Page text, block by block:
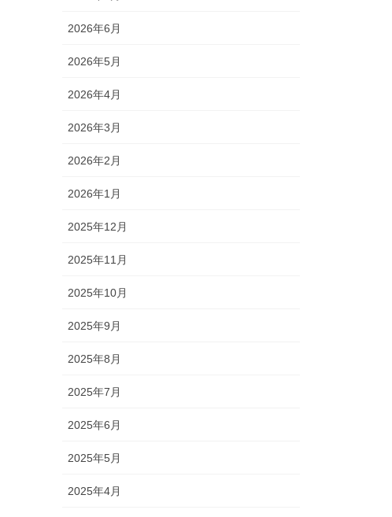
2026年6月
2026年5月
2026年4月
2026年3月
2026年2月
2026年1月
2025年12月
2025年11月
2025年10月
2025年9月
2025年8月
2025年7月
2025年6月
2025年5月
2025年4月